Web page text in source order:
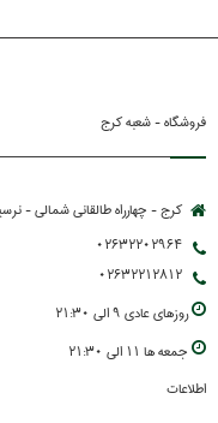
فروشگاه - شعبه کرج
کرج - چهارراه طالقانی شمالی -
02632202964
02632212812
روزهاي عادي 9 الي 21:30
جمعه ها 11 الي 21:30
اطلاعات